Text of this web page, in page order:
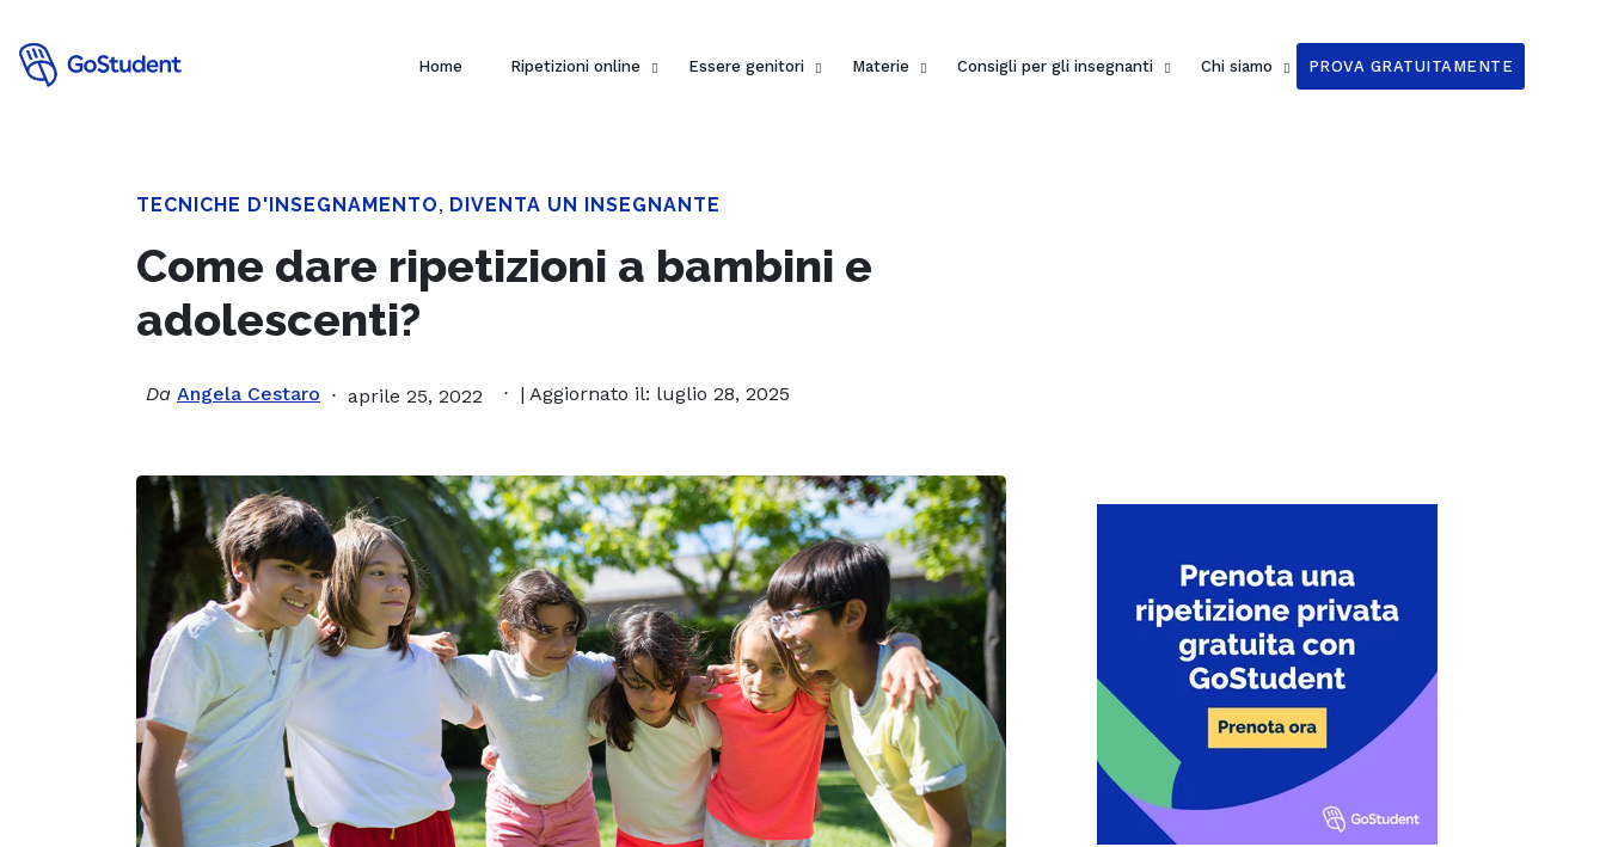
Home Ripetizioni online Essere genitori Materie Consigli per gli insegnanti Chi siamo PROVA GRATUITAMENTE
TECNICHE D'INSEGNAMENTO, DIVENTA UN INSEGNANTE
Come dare ripetizioni a bambini e
adolescenti?
Da Angela Cestaro aprile 25, 2022 | Aggiornato il: luglio 28, 2025